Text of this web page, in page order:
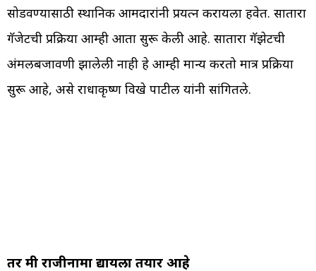
सोडवण्यासाठी स्थानिक आमदारांनी प्रयत्न करायला हवेत. सातारा
गॅजेटची प्रक्रिया आम्ही आता सुरू केली आहे. सातारा गॅझेटची
अंमलबजावणी झालेली नाही हे आम्ही मान्य करतो मात्र प्रक्रिया
सुरू आहे, असे राधाकृष्ण विखे पाटील यांनी सांगितले.
तर मी राजीनामा द्यायला तयार आहे